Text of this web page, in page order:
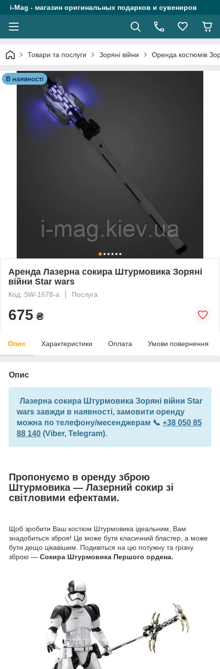
i-Mag - магазин оригинальных подарков и сувениров
Товари та послуги Зоряні війни Оренда костюмів
В наявності
Аренда Лазерна сокира Штурмовика Зоряні
війни Star wars
Код: SW-1678-а Послуга
675 ₴
Опис Характеристики Оплата Умови повернення
Опис
Лазерна сокира Штурмовика Зоряні війни Star
wars завжди в наявності, замовити оренду
можна по телефону/месенджерам 📞 +38 050 85
88 140 (Viber, Telegram).
Пропонуємо в оренду зброю
Штурмовика — Лазерний сокир зі
світловими ефектами.
Щоб зробити Ваш костюм Штурмовика ідеальним, Вам
знадобиться зброя! Це може бути класичний бластер, а може
бути дещо цікавішим. Подивіться на цю потужну та грізну
зброю — Сокира Штурмовика Першого ордена.